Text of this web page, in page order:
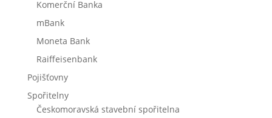
Komerční Banka
mBank
Moneta Bank
Raiffeisenbank
Pojišťovny
Spořitelny
Českomoravská stavební spořitelna